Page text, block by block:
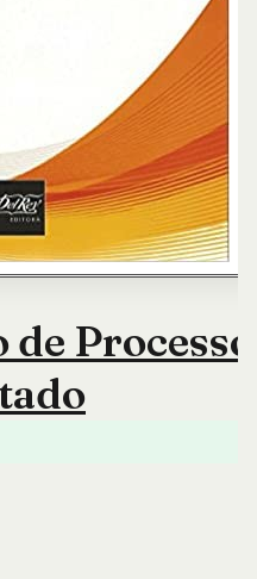
Processo